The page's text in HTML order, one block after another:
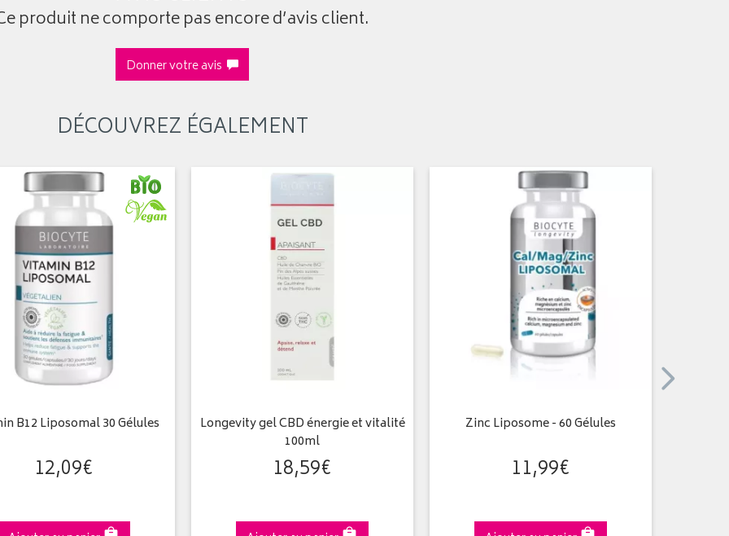
produit ne comporte pas encore d’avis client.
Donner votre avis
DÉCOUVREZ ÉGALEMENT
B12 Liposomal 30 Gélules
12,09€
Longevity gel CBD énergie et vitalité
100ml
18,59€
Zinc Liposome - 60 Gélules
11,99€